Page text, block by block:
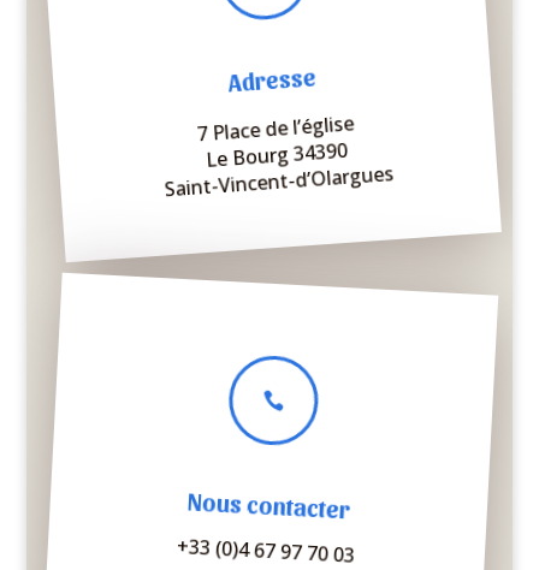
Adresse
7 Place de l’église
Le Bourg 34390
Saint-Vincent-d’Olargues

Nous contacter
+33 (0)4 67 97 70 03